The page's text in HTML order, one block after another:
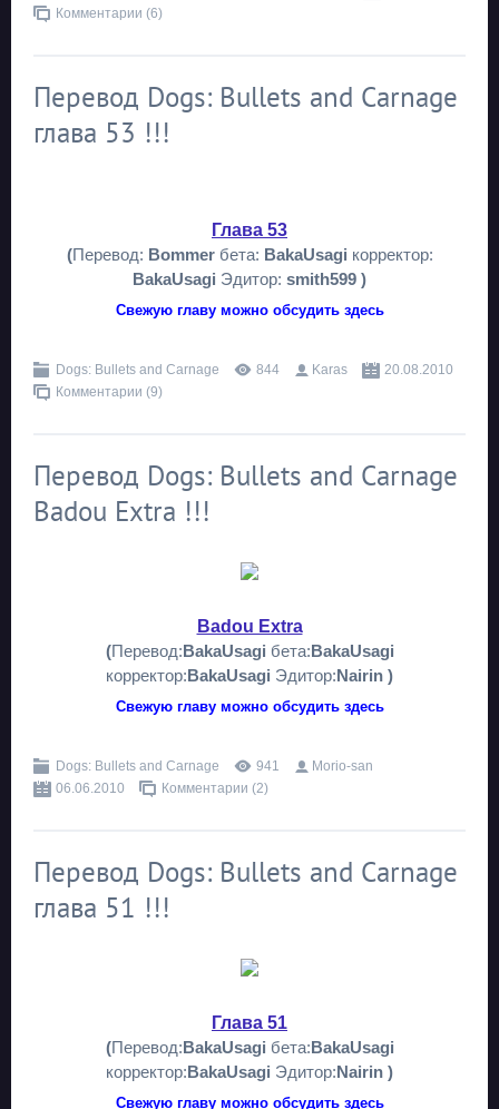
Комментарии (6)
Перевод Dogs: Bullets and Carnage
глава 53 !!!
Глава 53
(Перевод: Bommerбета: BakaUsagi корректор:
BakaUsagi Эдитор: smith599 )
Свежую главу можно обсудить здесь
Dogs: Bullets and Carnage 844 Karas
20.08.2010
Комментарии (9)
Перевод Dogs: Bullets and Carnage
Badou Extra !!!
Badou Extra
(Перевод:BakaUsagi бета:BakaUsagi
корректор:BakaUsagi Эдитор:Nairin )
Свежую главу можно обсудить здесь
Dogs: Bullets and Carnage 941
Morio-san
06.06.2010
Комментарии (2)
Перевод Dogs: Bullets and Carnage
глава 51 !!!
Глава 51
(Перевод:BakaUsagi бета:BakaUsagi
корректор:BakaUsagi Эдитор:Nairin )
Свежую главу можно обсудить здесь